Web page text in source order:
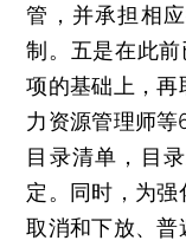
管，并承担相
制。五是在此
项的基础上，再
力资源管理师等
目录清单，目
定。同时，为强
取消和下放、